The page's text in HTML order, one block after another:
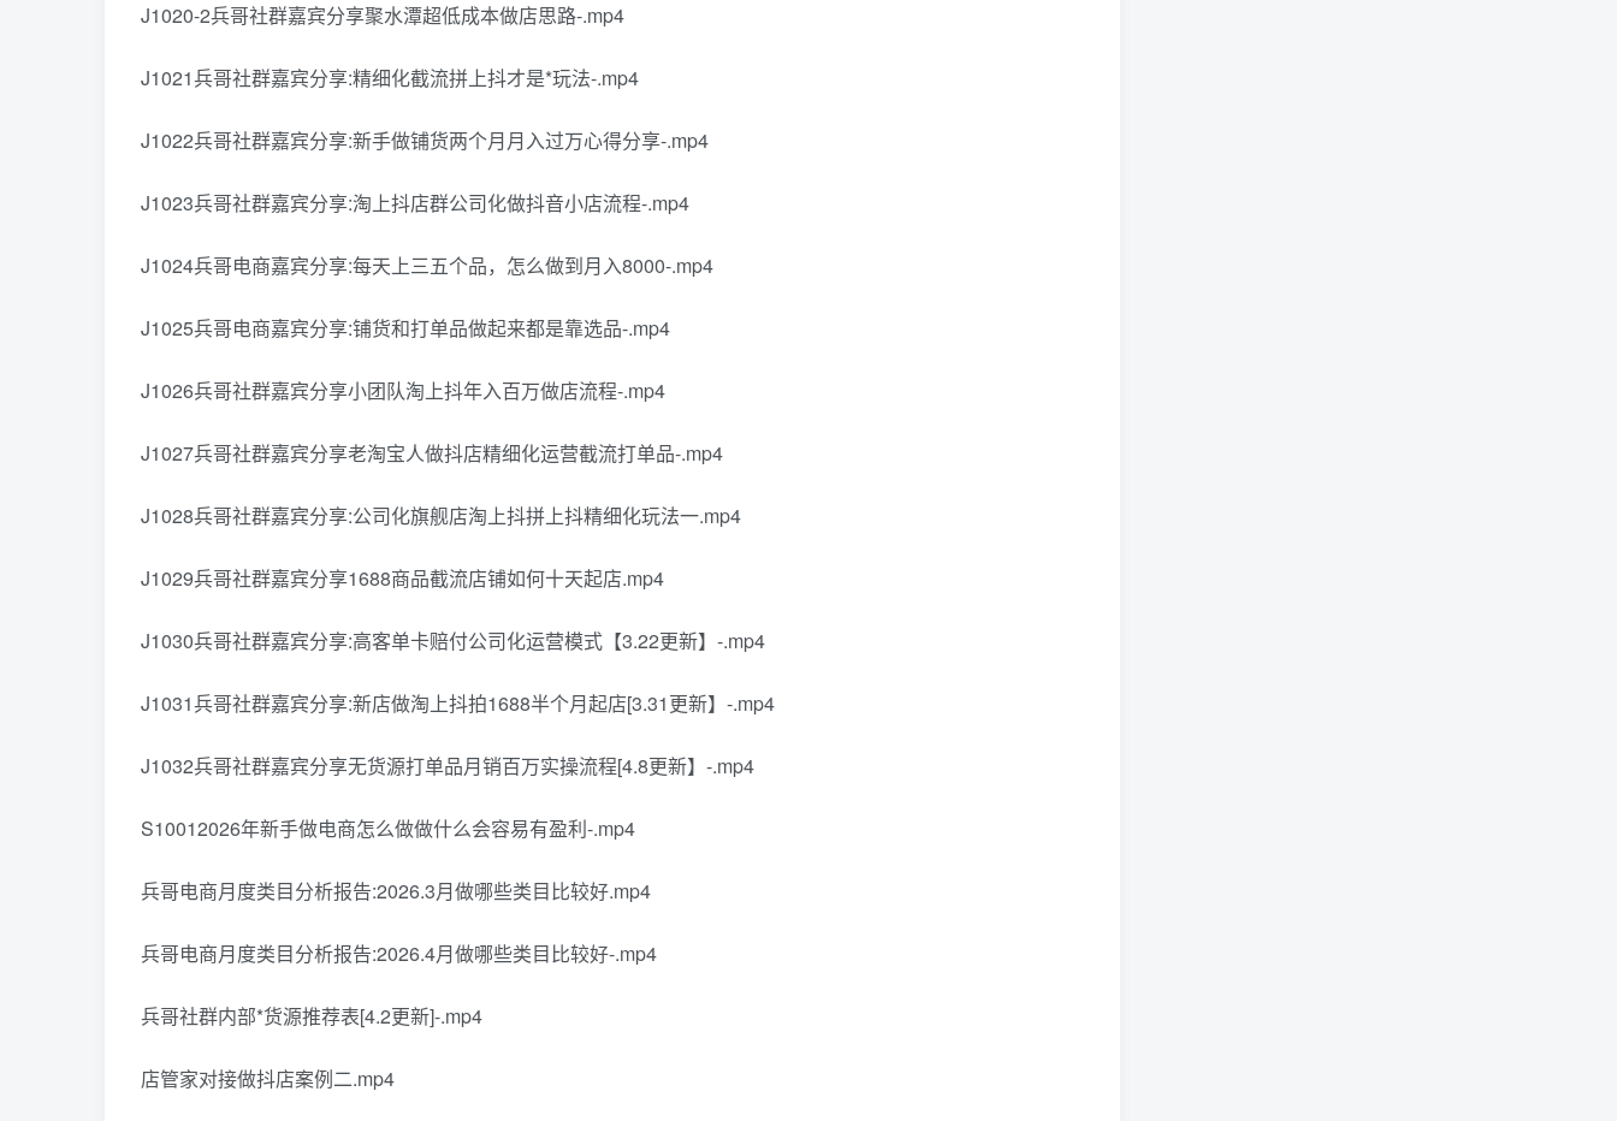
J1020-2兵哥社群嘉宾分享聚水潭超低成本做店思路-.mp4
J1021兵哥社群嘉宾分享:精细化截流拼上抖才是*玩法-.mp4
J1022兵哥社群嘉宾分享:新手做铺货两个月月入过万心得分享-.mp4
J1023兵哥社群嘉宾分享:淘上抖店群公司化做抖音小店流程-.mp4
J1024兵哥电商嘉宾分享:每天上三五个品，怎么做到月入8000-.mp4
J1025兵哥电商嘉宾分享:铺货和打单品做起来都是靠选品-.mp4
J1026兵哥社群嘉宾分享小团队淘上抖年入百万做店流程-.mp4
J1027兵哥社群嘉宾分享老淘宝人做抖店精细化运营截流打单品-.mp4
J1028兵哥社群嘉宾分享:公司化旗舰店淘上抖拼上抖精细化玩法一.mp4
J1029兵哥社群嘉宾分享1688商品截流店铺如何十天起店.mp4
J1030兵哥社群嘉宾分享:高客单卡赔付公司化运营模式【3.22更新】-.mp4
J1031兵哥社群嘉宾分享:新店做淘上抖拍1688半个月起店[3.31更新】-.mp4
J1032兵哥社群嘉宾分享无货源打单品月销百万实操流程[4.8更新】-.mp4
S10012026年新手做电商怎么做做什么会容易有盈利-.mp4
兵哥电商月度类目分析报告:2026.3月做哪些类目比较好.mp4
兵哥电商月度类目分析报告:2026.4月做哪些类目比较好-.mp4
兵哥社群内部*货源推荐表[4.2更新]-.mp4
店管家对接做抖店案例二.mp4